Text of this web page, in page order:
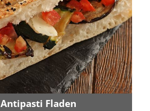
Antipasti Fladen